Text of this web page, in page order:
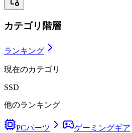
カテゴリ階層
ランキング
現在のカテゴリ
SSD
他のランキング
PCパーツ ゲーミングギア